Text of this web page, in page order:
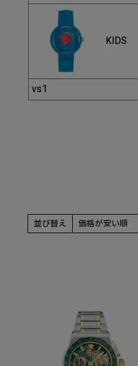
KIDS
vs1
並び替え 価格が安い順